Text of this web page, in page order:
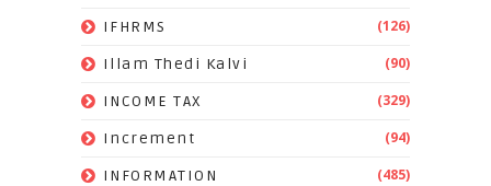
IFHRMS (126)
Illam Thedi Kalvi (90)
INCOME TAX (329)
Increment (94)
INFORMATION (485)